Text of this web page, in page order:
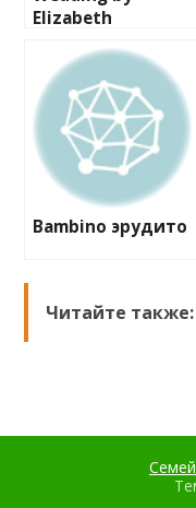
Elizabeth
Bambino эрудито
Читайте также: